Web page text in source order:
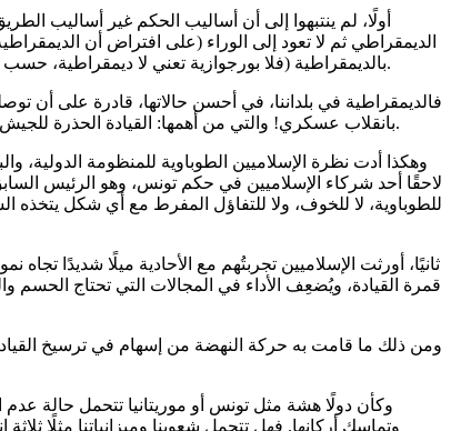
أولًا، لم ينتبهوا إلى أن أساليب الحكم غير أساليب
الديمقراطي ثم لا تعود إلى الوراء (على افتراض أن
بالديمقراطية (فلا بورجوازية تعني لا ديمقراطية، حسب تعبير عالم الاجتماع السياسي برينغتن مور)، ونضج مؤسسات الدولة والمجتمع المدني والأحزاب السياسية، والوصول إلى درجة دولة المواطنة.
فالديمقراطية في بلداننا، في أحسن حالاتها، قادرة على أن
بانقلاب عسكري! والتي من أهمها: القيادة الحذرة للجيش والمخابرات، والإدارة المتبصرة للملف الدبلوماسي- الاقتصادي الدولي، واستغلال الإعلام، والإمساك بخيوط التركيبة الإثنية والقبلية والدينية للمجتمع.
وهكذا أدت نظرة الإسلاميين الطوباوية للمنظومة
لاحقًا أحد شركاء الإسلاميين في حكم تونس، وهو الرئيس
للطوباوية، لا للخوف، ولا للتفاؤل المفرط مع أي شكل
ثانيًا، أورثت الإسلاميين تجربتُهم مع الأحادية ميلًا شديدًا
قمرة القيادة، ويُضعِف الأداء في المجالات التي تحتاج
ومن ذلك ما قامت به حركة النهضة من إسهام في ترسيخ
وكأن دولًا هشة مثل تونس أو موريتانيا تتحمل حالة